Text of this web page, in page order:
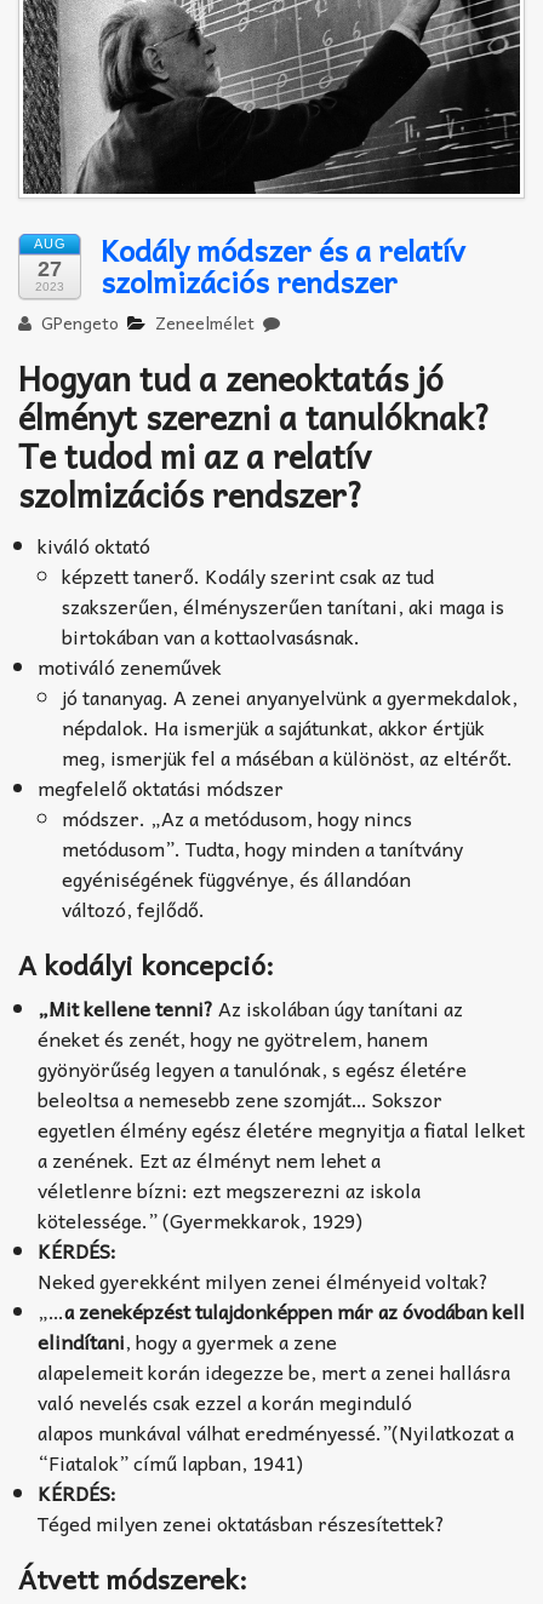
TABok
Improvizáció
AUG
27
2023
Kodály módszer és a relatív
szolmizációs rendszer
GPengeto Zeneelmélet
Hogyan tud a zeneoktatás jó
élményt szerezni a tanulóknak?
Te tudod mi az a relatív
szolmizációs rendszer?
kiváló oktató
képzett tanerő. Kodály szerint csak az tud
szakszerűen, élményszerűen tanítani, aki maga is
birtokában van a kottaolvasásnak.
motiváló zeneművek
jó tananyag. A zenei anyanyelvünk a gyermekdalok,
népdalok. Ha ismerjük a sajátunkat, akkor értjük
meg, ismerjük fel a máséban a különöst, az eltérőt.
megfelelő oktatási módszer
módszer. „Az a metódusom, hogy nincs
metódusom”. Tudta, hogy minden a tanítvány
egyéniségének függvénye, és állandóan
változó, fejlődő.
A kodályi koncepció:
„Mit kellene tenni?Az iskolában úgy tanítani az
éneket és zenét, hogy ne gyötrelem, hanem
gyönyörűség legyen a tanulónak, s egész életére
beleoltsa a nemesebb zene szomját… Sokszor
egyetlen élmény egész életére megnyitja a fiatal lelket
a zenének. Ezt az élményt nem lehet a
véletlenre bízni: ezt megszerezni az iskola
kötelessége.” (Gyermekkarok, 1929)
KÉRDÉS:
Neked gyerekként milyen zenei élményeid voltak?
„…a zeneképzést tulajdonképpen már az óvodában kell
elindítani, hogy a gyermek a zene
alapelemeit korán idegezze be, mert a zenei hallásra
való nevelés csak ezzel a korán meginduló
alapos munkával válhat eredményessé.”(Nyilatkozat a
“Fiatalok” című lapban, 1941)
KÉRDÉS:
Téged milyen zenei oktatásban részesítettek?
Átvett módszerek: